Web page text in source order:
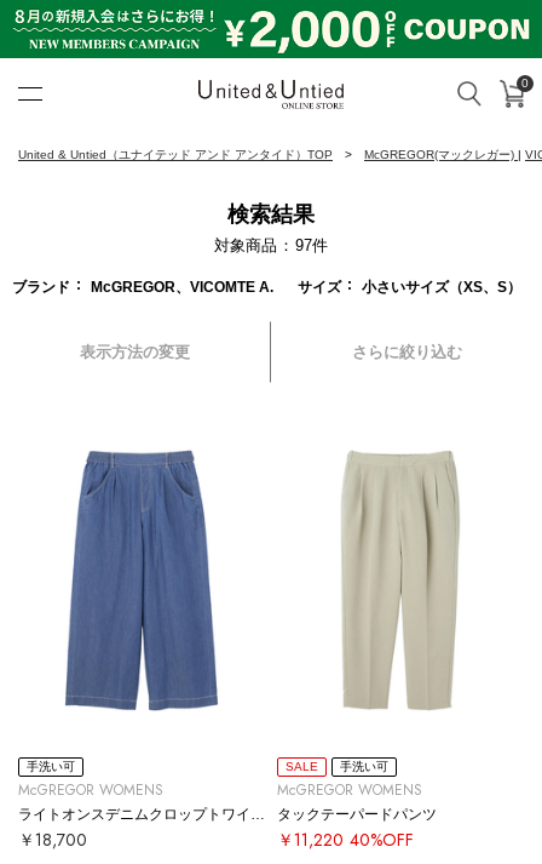
検索 カ
0
United & Untied（ユナイテッド アンド アンタイド）TOP McGREGOR(マックレガー) |
検索結果
対象商品 97件
ブランド McGREGOR、VICOMTE A. サイズ 小さいサイズ（XS、S）
表示方法の変更 さらに絞り込む
手洗い可
McGREGOR WOMENS
￥18,700
SALE 手洗い可
McGREGOR WOMENS
タックテーパードパンツ
￥11,220 40%OFF